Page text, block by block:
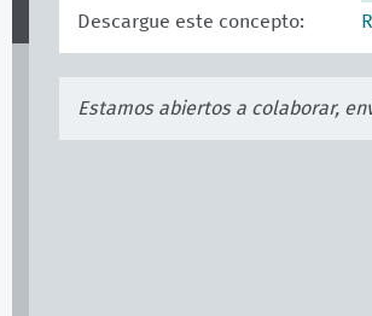
Descargue este concepto:
Estamos abiertos a colaborar,